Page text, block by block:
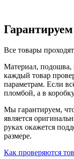
Все товары
Материал,
каждый товар
параметрам. Если
пломбой, а в
Мы гарантируем,
является
руках окажется
размере.
Как проверяются